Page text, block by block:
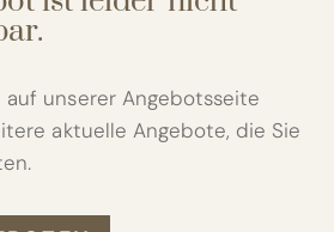
auf unserer Angebotsseite
aktuelle Angebote, die Sie